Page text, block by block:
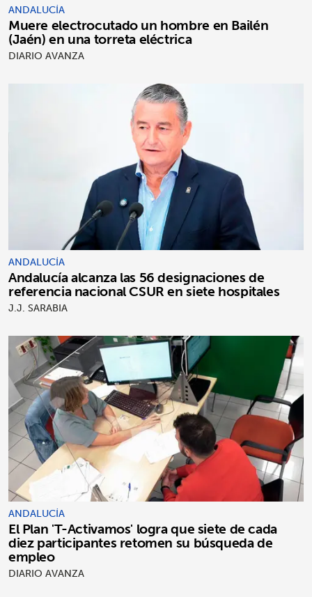
ANDALUCÍA
Muere electrocutado un hombre en Bailén
(Jaén) en una torreta eléctrica
DIARIO AVANZA
ANDALUCÍA
Andalucía alcanza las 56 designaciones de
referencia nacional CSUR en siete hospitales
J.J. SARABIA
ANDALUCÍA
El Plan 'T-Activamos' logra que siete de cada
diez participantes retomen su búsqueda de
empleo
DIARIO AVANZA